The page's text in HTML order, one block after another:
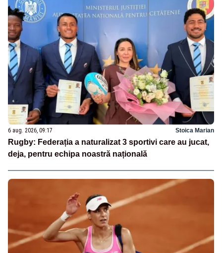
6 aug. 2026, 09:17 Stoica Marian
Rugby: Federația a naturalizat 3 sportivi care au jucat,
deja, pentru echipa noastră națională